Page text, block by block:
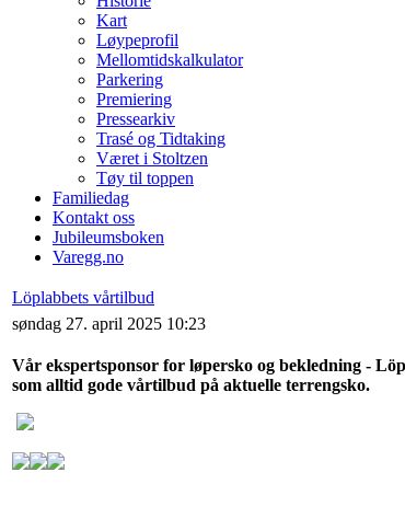
Kart
Løypeprofil
Mellomtidskalkulator
Parkering
Premiering
Pressearkiv
Trasé og Tidtaking
Været i Stoltzen
Tøy til toppen
Familiedag
Kontakt oss
Jubileumsboken
Varegg.no
Löplabbets vårtilbud
søndag 27. april 2025 10:23
Vår ekspertsponsor for løpersko og bekledning -
som alltid gode vårtilbud på aktuelle terrengsko.